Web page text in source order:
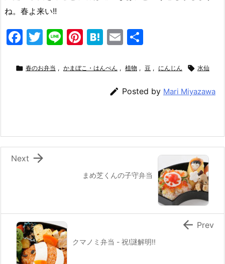
ね。春よ来い!!
F
c
o
k
T
itt
Li
e
Pi
er
H
e
a
E
ai
l
 春のお弁当 , かまぼこ・はんぺん , 植物 , 豆 , にんじん  水仙
 Posted by Mari Miyazawa
まめ芝くんの子守弁当

Next
クマノミ弁当 - 祝!謎解明!!
 Prev